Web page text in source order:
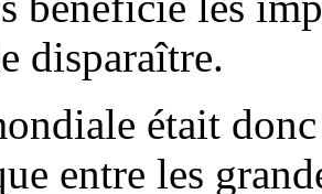
disparaître.
était
entre les